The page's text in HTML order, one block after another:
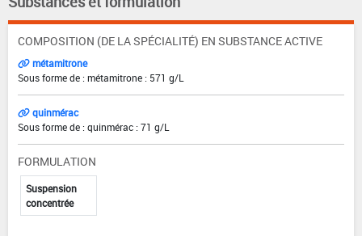
COMPOSITION (DE LA SPÉCIALITÉ) EN SUBSTANCE ACTIVE
métamitrone
Sous forme de : métamitrone : 571 g/L
quinmérac
Sous forme de : quinmérac : 71 g/L
FORMULATION
Suspension
concentrée